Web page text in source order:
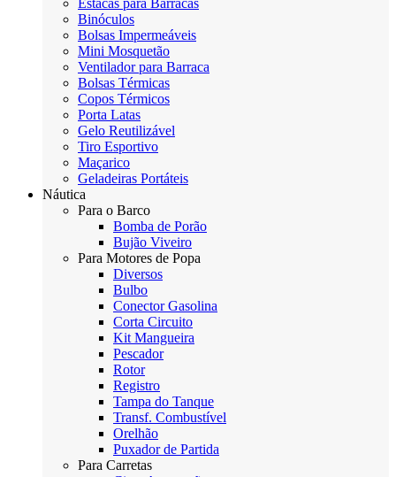
Estacas para Barracas
Binóculos
Bolsas Impermeáveis
Mini Mosquetão
Ventilador para Barraca
Bolsas Térmicas
Copos Térmicos
Porta Latas
Gelo Reutilizável
Tiro Esportivo
Maçarico
Geladeiras Portáteis
Náutica
Para o Barco
Bomba de Porão
Bujão Viveiro
Para Motores de Popa
Diversos
Bulbo
Conector Gasolina
Corta Circuito
Kit Mangueira
Pescador
Rotor
Registro
Tampa do Tanque
Transf. Combustível
Orelhão
Puxador de Partida
Para Carretas